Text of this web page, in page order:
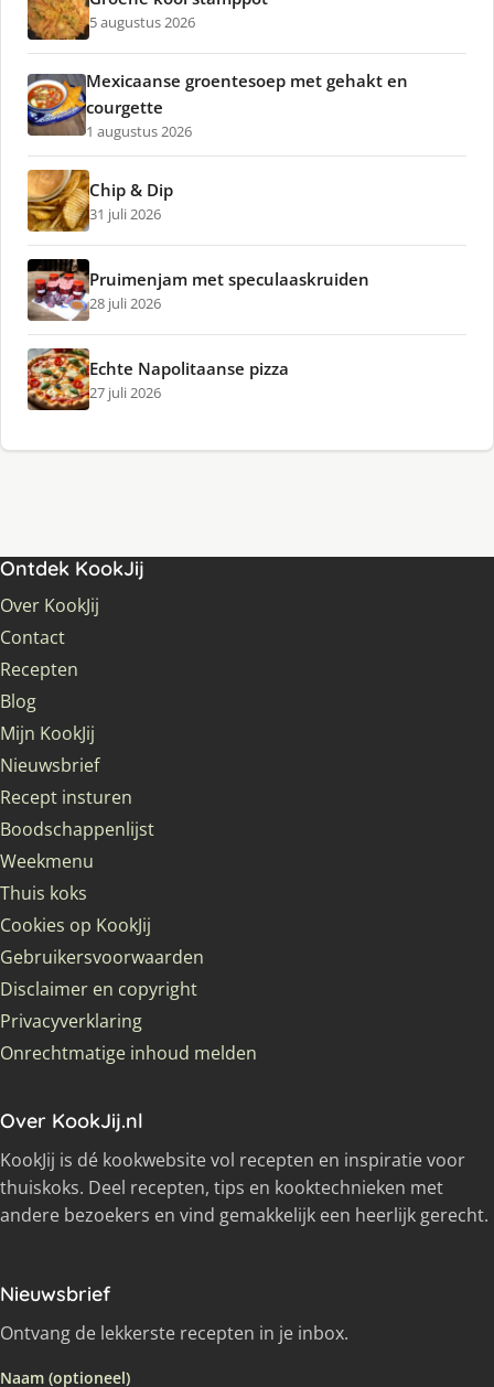
5 augustus 2026
Mexicaanse groentesoep met gehakt en
courgette
1 augustus 2026
Chip & Dip
31 juli 2026
Pruimenjam met speculaaskruiden
28 juli 2026
Echte Napolitaanse pizza
27 juli 2026
Ontdek KookJij
Over KookJij
Contact
Recepten
Blog
Mijn KookJij
Nieuwsbrief
Recept insturen
Boodschappenlijst
Weekmenu
Thuis koks
Cookies op KookJij
Gebruikersvoorwaarden
Disclaimer en copyright
Privacyverklaring
Onrechtmatige inhoud melden
Over KookJij.nl
KookJij is dé kookwebsite vol recepten en inspiratie voor
thuiskoks. Deel recepten, tips en kooktechnieken met
andere bezoekers en vind gemakkelijk een heerlijk gerecht.
Nieuwsbrief
Ontvang de lekkerste recepten in je inbox.
Naam (optioneel)